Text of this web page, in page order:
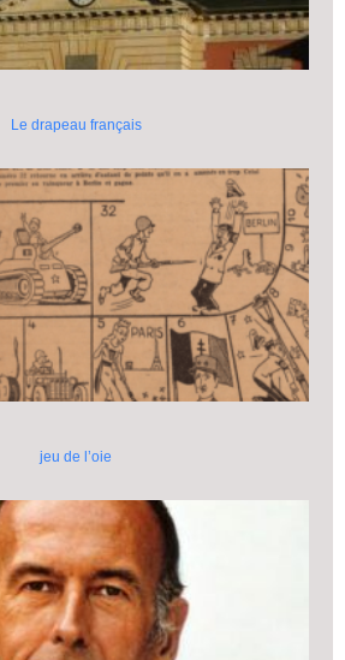
Le drapeau français
jeu de l’oie